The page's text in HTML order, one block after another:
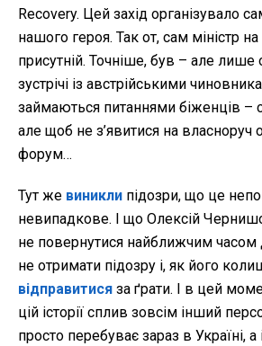
Recovery. Цей захід організувало
нашого героя. Так от, сам міністр
присутній. Точніше, був – але лише
зустрічі із австрійськими
займаються питаннями біженців –
але щоб не з’явитися на власноруч
форум…
Тут же виникли підозри, що це
невипадкове. І що Олексій
не повернутися найближчим часом
не отримати підозру і, як його
відправитися за ґрати. І в цей
цій історії сплив зовсім інший
просто перебуває зараз в Україні,